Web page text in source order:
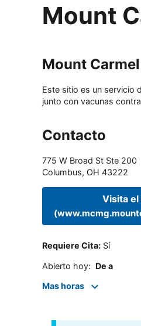
Mount
Mount
Este sitio es un servicio
junto con vacunas
Contacto
775 W Broad St Ste 200
Columbus, OH 43222
Visita
Requiere Cita: Sí
Abierto hoy: De a
Mas horas